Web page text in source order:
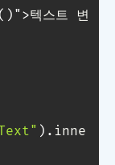
( ) " >텍스트 변
) . inne